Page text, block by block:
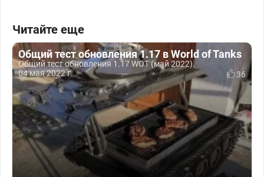
Читайте еще
Общий тест обновления 1.17 в World of Tanks
Общий тест обновления 1.17 WOT (май 2022).
04 мая 2022 г.
36